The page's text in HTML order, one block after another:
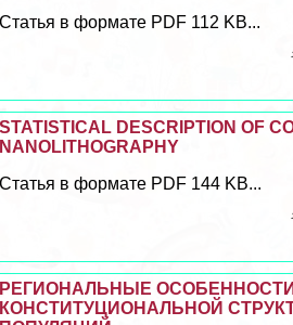
Статья в формате PDF 112 KB...
STATISTICAL DESCRIPTION OF
NANOLITHOGRAPHY
Статья в формате PDF 144 KB...
РЕГИОНАЛЬНЫЕ ОСОБЕННОСТИ
КОНСТИТУЦИОНАЛЬНОЙ